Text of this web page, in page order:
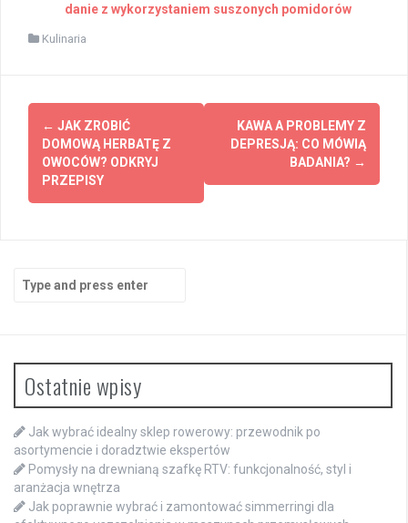
danie z wykorzystaniem suszonych pomidorów
Kulinaria
Post
navigation
← JAK ZROBIĆ
DOMOWĄ HERBATĘ Z
OWOCÓW? ODKRYJ
PRZEPISY
KAWA A PROBLEMY Z
DEPRESJĄ: CO MÓWIĄ
BADANIA? →
for:
Ostatnie wpisy
Jak wybrać idealny sklep rowerowy: przewodnik po
asortymencie i doradztwie ekspertów
Pomysły na drewnianą szafkę RTV: funkcjonalność, styl i
aranżacja wnętrza
Jak poprawnie wybrać i zamontować simmerringi dla